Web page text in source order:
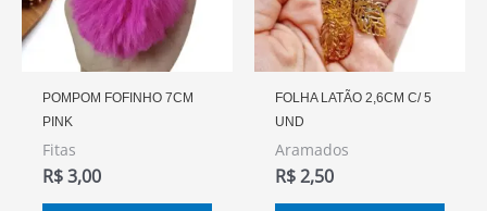
POMPOM FOFINHO 7CM
PINK
Fitas
R$3,00
FOLHA LATÃO 2,6CM C/ 5
UND
Aramados
R$2,50